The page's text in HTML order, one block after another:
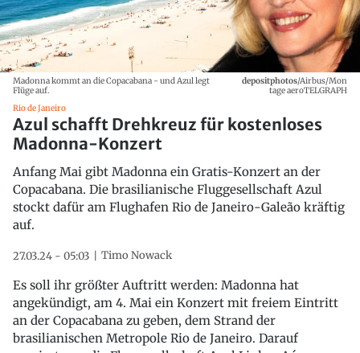
Madonna kommt an die Copacabana - und Azul legt
Flüge auf.
depositphotos/Airbus/Mon
tage aeroTELGRAPH
Rio de Janeiro
Azul schafft Drehkreuz für kostenloses
Madonna-Konzert
Anfang Mai gibt Madonna ein Gratis-Konzert an der
Copacabana. Die brasilianische Fluggesellschaft Azul
stockt dafür am Flughafen Rio de Janeiro-Galeão kräftig
auf.
27.03.24 - 05:03 Timo Nowack
Es soll ihr größter Auftritt werden: Madonna hat
angekündigt, am 4. Mai ein Konzert mit freiem Eintritt
an der Copacabana zu geben, dem Strand der
brasilianischen Metropole Rio de Janeiro. Darauf